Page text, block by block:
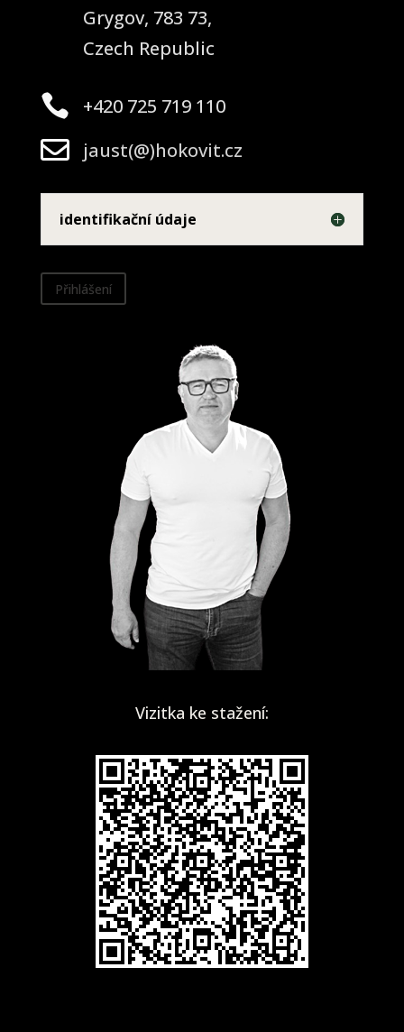
Grygov, 783 73,
Czech Republic
 +420 725 719 110
 jaust(@)hokovit.cz
identifikační údaje
Přihlášení
Vizitka ke stažení: